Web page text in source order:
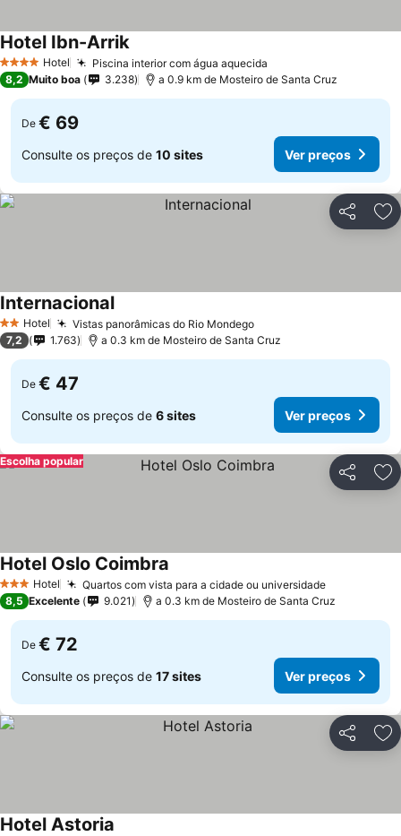
4 EstrelasHotel Piscina interior com água aquecida
Hotel Ibn-ArrikVer preços
8,2 Muito boa 3.238 a 0.9 km de Mosteiro de Santa Cruz
De € 69
Consulte os preços de 10 sites Ver preços
Partilhar
2 Estrelas
Hotel Vistas panorâmicas do Rio MondegoVer preços
InternacionalVer preços
7,2 1.763 a 0.3 km de Mosteiro de Santa Cruz
De € 47
Consulte os preços de 6 sites Ver preços
Partilhar
Escolha popular
3 EstrelasHotel Quartos com vista para a cidade ou universidadeVer preços
Hotel Oslo Coimbra
8,5 Excelente 9.021 a 0.3 km de Mosteiro de Santa Cruz
De € 72
Consulte os preços de 17 sites Ver preços
Partilhar
Hotel Astoria